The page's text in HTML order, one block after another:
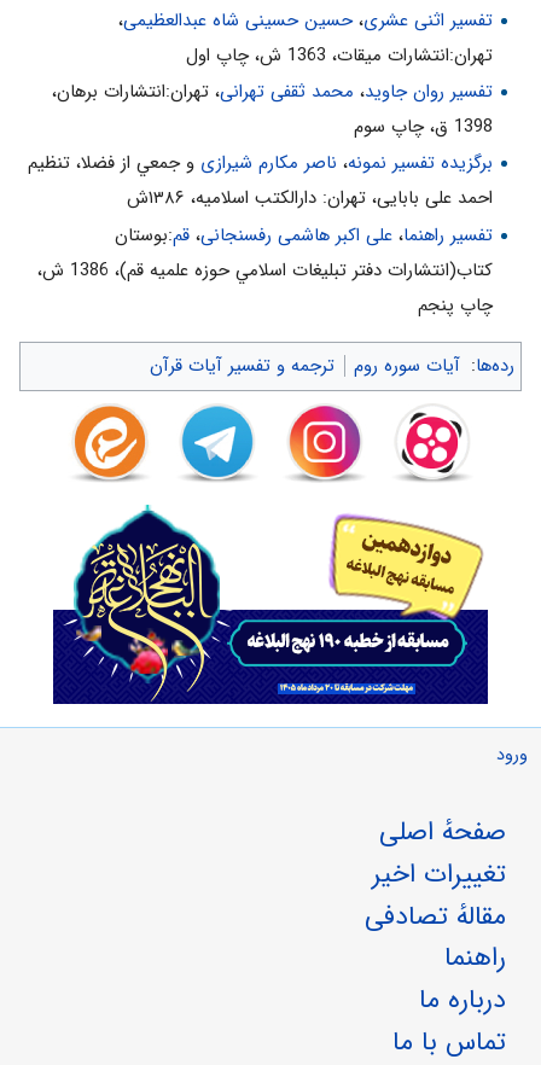
تفسیر اثنی عشری،حسین حسینی شاه عبدالعظیمی،
تهران:انتشارات ميقات، 1363 ش، چاپ اول
تفسیر روان جاوید، محمد ثقفی تهرانی، تهران:انتشارات برهان،
1398 ق، چاپ سوم
برگزیده تفسیر نمونه، ناصر مکارم شیرازی و جمعي از فضلا، تنظیم
احمد علی بابایی، تهران: دارالکتب اسلامیه، ۱۳۸۶ش
تفسیر راهنما، علی اکبر هاشمی رفسنجانی، قم:بوستان
كتاب(انتشارات دفتر تبليغات اسلامي حوزه علميه قم)، 1386 ش‌،
چاپ پنجم‌
رده‌ها: آیات سوره روم ترجمه و تفسیر آیات قرآن
ورود
صفحهٔ اصلی
تغییرات اخیر
مقالهٔ تصادفی
راهنما
درباره ما
تماس با ما